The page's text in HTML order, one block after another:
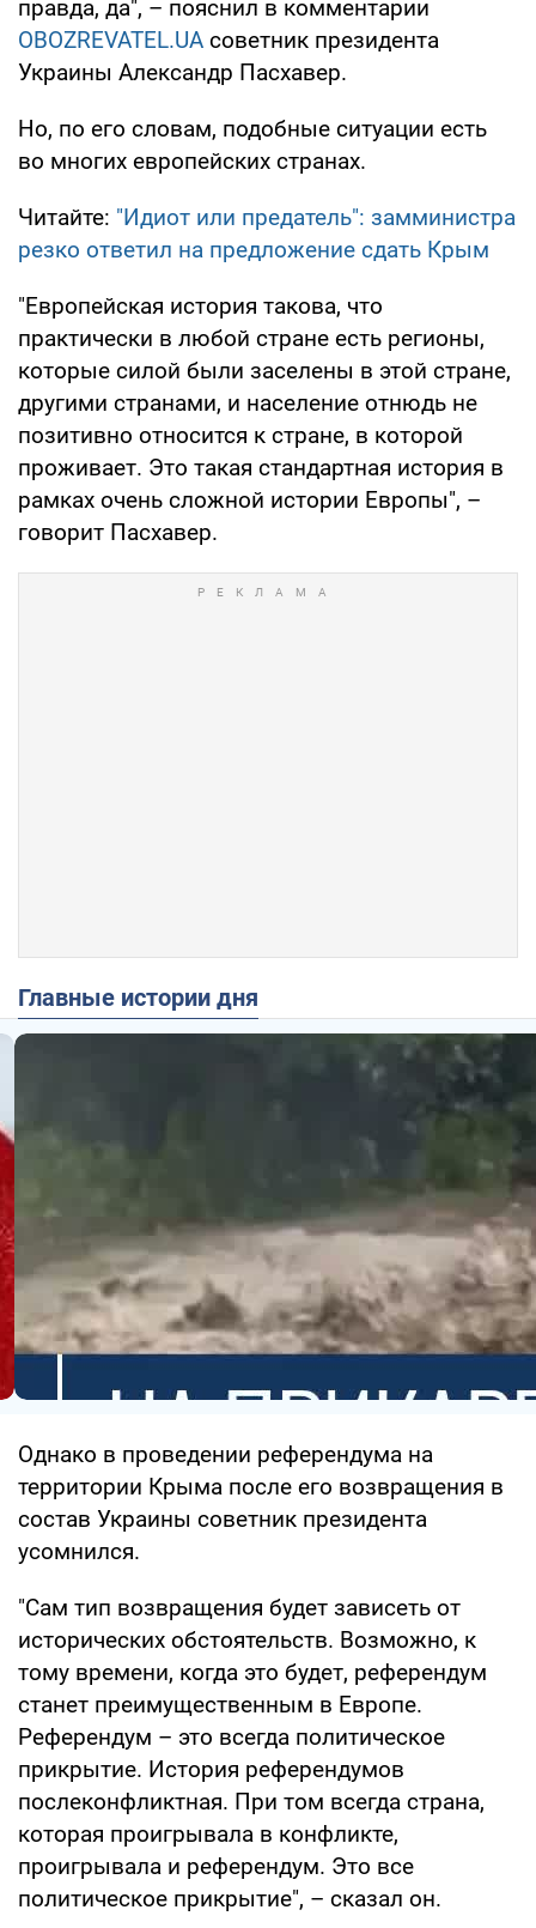
правда, да", – пояснил в комментарии
OBOZREVATEL.UA советник президента
Украины Александр Пасхавер.
Но, по его словам, подобные ситуации есть
во многих европейских странах.
Читайте: "Идиот или предатель": замминистра
резко ответил на предложение сдать Крым
"Европейская история такова, что
практически в любой стране есть регионы,
которые силой были заселены в этой стране,
другими странами, и население отнюдь не
позитивно относится к стране, в которой
проживает. Это такая стандартная история в
рамках очень сложной истории Европы", –
говорит Пасхавер.
Главные истории дня
Однако в проведении референдума на
территории Крыма после его возвращения в
состав Украины советник президента
усомнился.
"Сам тип возвращения будет зависеть от
исторических обстоятельств. Возможно, к
тому времени, когда это будет, референдум
станет преимущественным в Европе.
Референдум – это всегда политическое
прикрытие. История референдумов
послеконфликтная. При том всегда страна,
которая проигрывала в конфликте,
проигрывала и референдум. Это все
политическое прикрытие", – сказал он.